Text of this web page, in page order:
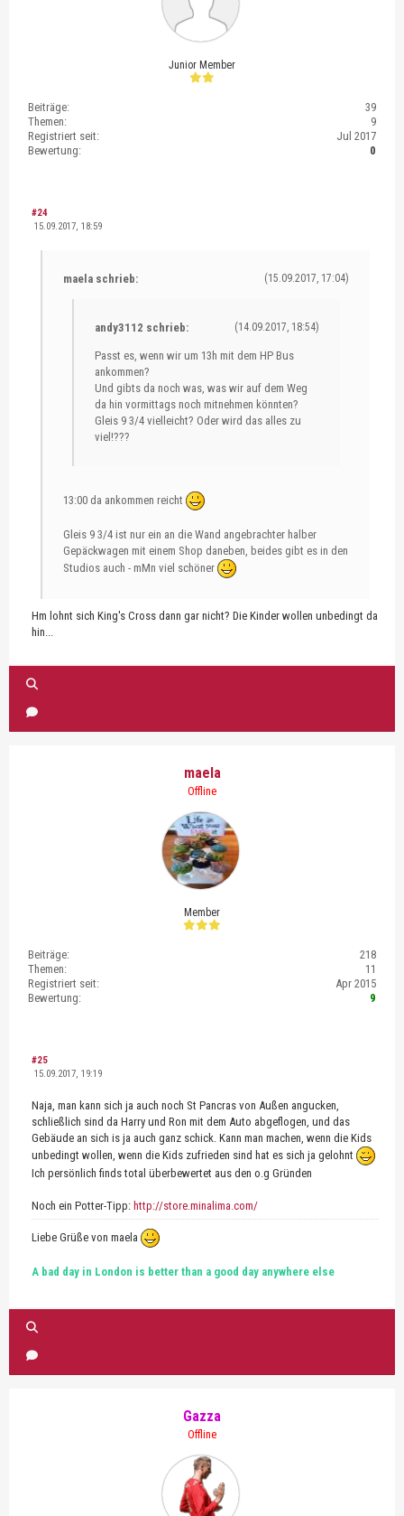
Junior Member
Beiträge:
39
Themen:
9
Registriert seit:
Jul 2017
Bewertung:
0
#24
15.09.2017, 18:59
(15.09.2017, 17:04)
maela schrieb:
(14.09.2017, 18:54)
andy3112 schrieb:
Passt es, wenn wir um 13h mit dem HP Bus
ankommen?
Und gibts da noch was, was wir auf dem Weg
da hin vormittags noch mitnehmen könnten?
Gleis 9 3/4 vielleicht? Oder wird das alles zu
viel!???
13:00 da ankommen reicht
Gleis 9 3/4 ist nur ein an die Wand angebrachter halber
Gepäckwagen mit einem Shop daneben, beides gibt es in den
Studios auch - mMn viel schöner
Hm lohnt sich King's Cross dann gar nicht? Die Kinder wollen unbedingt da
hin...
maela
Offline
Member
Beiträge:
218
Themen:
11
Registriert seit:
Apr 2015
Bewertung:
9
#25
15.09.2017, 19:19
Naja, man kann sich ja auch noch St Pancras von Außen angucken,
schließlich sind da Harry und Ron mit dem Auto abgeflogen, und das
Gebäude an sich is ja auch ganz schick. Kann man machen, wenn die Kids
unbedingt wollen, wenn die Kids zufrieden sind hat es sich ja gelohnt
Ich persönlich finds total überbewertet aus den o.g Gründen
Noch ein Potter-Tipp: http://store.minalima.com/
Liebe Grüße von maela
A bad day in London is better than a good day anywhere else
Gazza
Offline